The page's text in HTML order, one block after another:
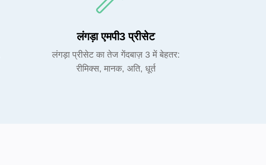
लंगड़ा एमपी3 प्रीसेट
लंगड़ा प्रीसेट का तेज गेंदबाज़ 3 में बेहतर:
रीमिक्स, मानक, अति, धूर्त